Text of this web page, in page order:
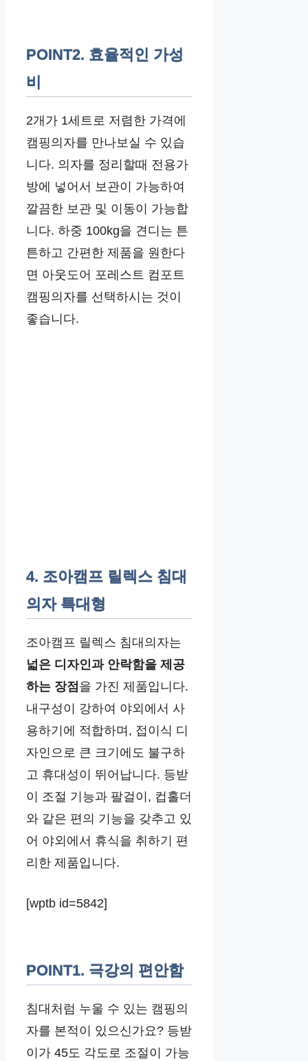
POINT2. 효율적인 가성
비
2개가 1세트로 저렴한 가격에
캠핑의자를 만나보실 수 있습
니다. 의자를 정리할때 전용가
방에 넣어서 보관이 가능하여
깔끔한 보관 및 이동이 가능합
니다. 하중 100kg을 견디는 튼
튼하고 간편한 제품을 원한다
면 아웃도어 포레스트 컴포트
캠핑의자를 선택하시는 것이
좋습니다.
4. 조아캠프 릴렉스 침대
의자 특대형
조아캠프 릴렉스 침대의자는
넓은 디자인과 안락함을 제공
하는 장점 을 가진 제품입니다.
내구성이 강하여 야외에서 사
용하기에 적합하며, 접이식 디
자인으로 큰 크기에도 불구하
고 휴대성이 뛰어납니다. 등받
이 조절 기능과 팔걸이, 컵홀더
와 같은 편의 기능을 갖추고 있
어 야외에서 휴식을 취하기 편
리한 제품입니다.
[wptb id=5842]
POINT1. 극강의 편안함
침대처럼 누울 수 있는 캠핑의
자를 본적이 있으신가요? 등받
이가 45도 각도로 조절이 가능